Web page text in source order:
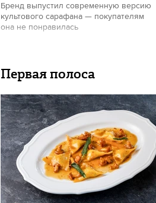
Бренд выпустил современную версию
культового сарафана — покупателям
она не понравилась
Первая полоса